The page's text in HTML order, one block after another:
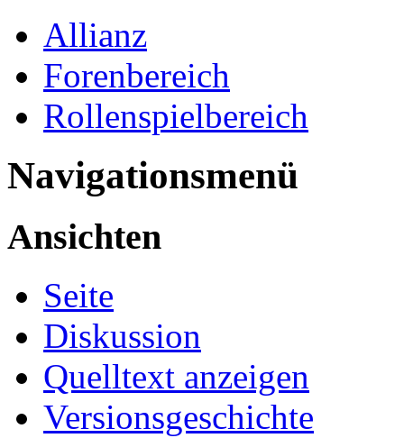
Allianz
Forenbereich
Rollenspielbereich
Navigationsmenü
Ansichten
Seite
Diskussion
Quelltext anzeigen
Versionsgeschichte